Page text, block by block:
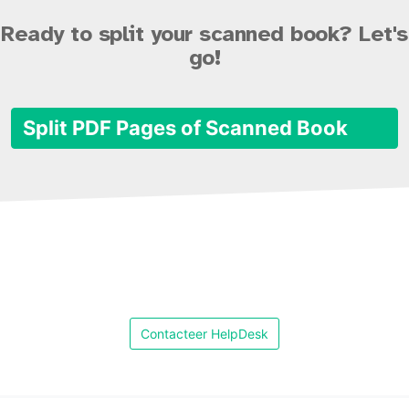
Ready to split your scanned book? Let's
go!
Split PDF Pages of Scanned Book
Contacteer HelpDesk